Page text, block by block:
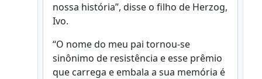
nossa história”, disse o filho de Herzog,
Ivo.
“O nome do meu pai tornou-se
sinônimo de resistência e esse prêmio
que carrega e embala a sua memória é